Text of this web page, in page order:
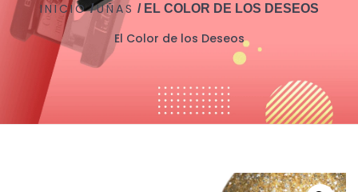
INICIO/UÑAS / EL COLOR DE LOS DESEOS
El Color de los Deseos